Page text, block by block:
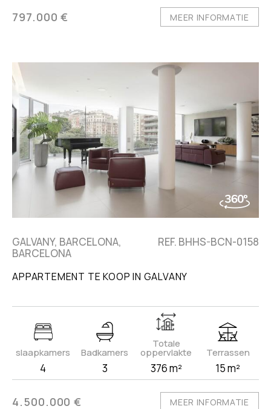
797.000 € MEER INFORMATIE
GALVANY, BARCELONA,
BARCELONA
REF. BHHS-BCN-0158
APPARTEMENT TE KOOP IN GALVANY
slaapkamers
4
Badkamers
3
Totale
oppervlakte
376 m²
Terrassen
15 m²
4.500.000 € MEER INFORMATIE